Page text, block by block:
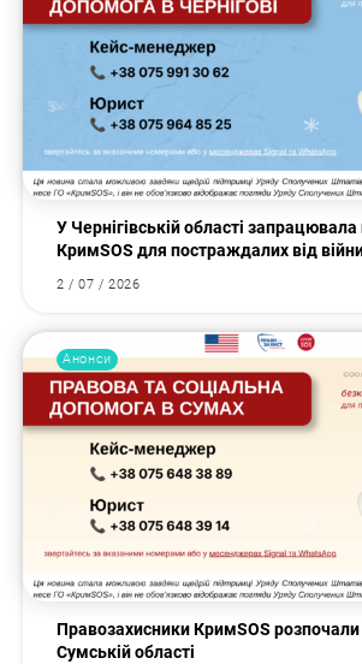
У Чернігівській області запрацювала
КримSOS для постраждалих від
2 / 07 / 2026
Анонси
Правозахисники КримSOS розпочали
Сумській області